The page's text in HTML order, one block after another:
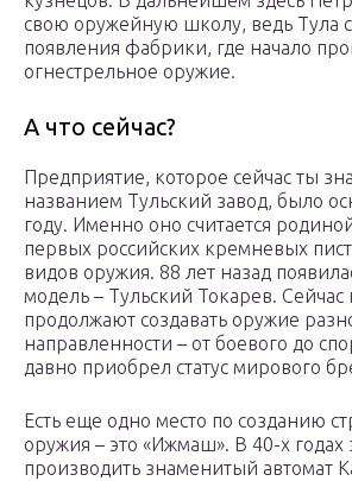
свою оружейную школу, ведь Тула
появления фабрики, где начало
огнестрельное оружие.
А что сейчас?
Предприятие, которое сейчас ты
названием Тульский завод, было
году. Именно оно считается
первых российских кремневых
видов оружия. 88 лет назад
модель – Тульский Токарев. Сейчас
продолжают создавать оружие
направленности – от боевого до
давно приобрел статус мирового
Есть еще одно место по созданию
оружия – это «Ижмаш». В 40-х годах
производить знаменитый автомат